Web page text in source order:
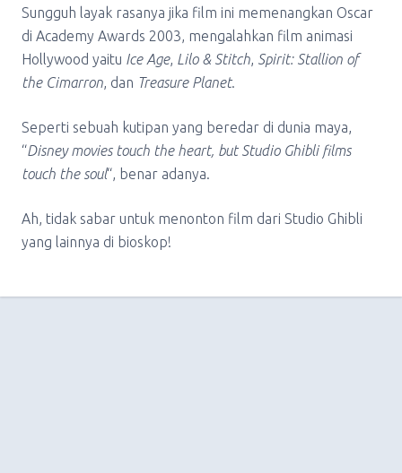
Sungguh layak rasanya jika film ini memenangkan Oscar
di Academy Awards 2003, mengalahkan film animasi
Hollywood yaitu Ice Age, Lilo & Stitch, Spirit: Stallion of
the Cimarron, dan Treasure Planet.
Seperti sebuah kutipan yang beredar di dunia maya,
“Disney movies touch the heart, but Studio Ghibli films
touch the soul“, benar adanya.
Ah, tidak sabar untuk menonton film dari Studio Ghibli
yang lainnya di bioskop!